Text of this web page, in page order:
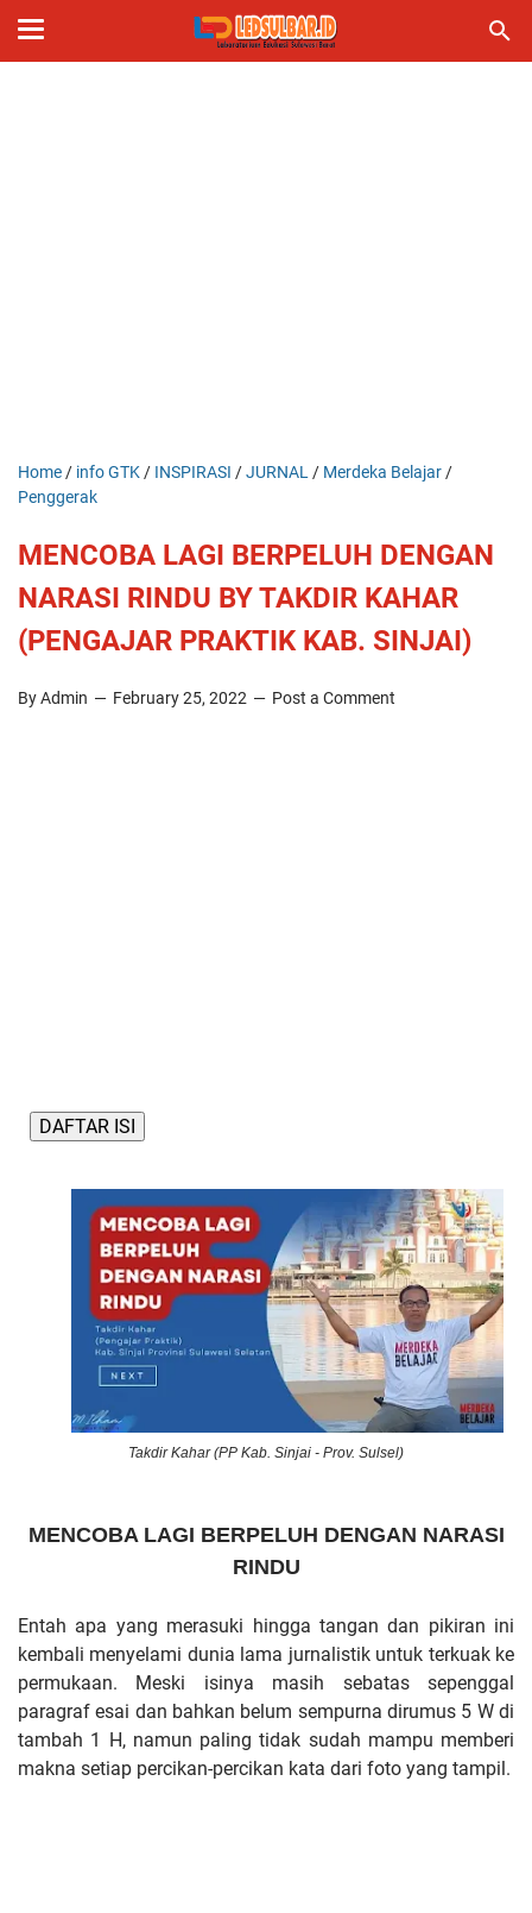
Home / info GTK / INSPIRASI /JURNAL / Merdeka Belajar /
Penggerak
MENCOBA LAGI BERPELUH DENGAN
NARASI RINDU BY TAKDIR KAHAR
(PENGAJAR PRAKTIK KAB. SINJAI)
By Admin February 25, 2022 Post a Comment
DAFTAR ISI
Takdir Kahar (PP Kab. Sinjai - Prov. Sulsel)
MENCOBA LAGI BERPELUH DENGAN NARASI
RINDU
Entah apa yang merasuki hingga tangan dan pikiran ini
kembali menyelami dunia lama jurnalistik untuk terkuak ke
permukaan. Meski isinya masih sebatas sepenggal
paragraf esai dan bahkan belum sempurna dirumus 5 W di
tambah 1 H, namun paling tidak sudah mampu memberi
makna setiap percikan-percikan kata dari foto yang tampil.